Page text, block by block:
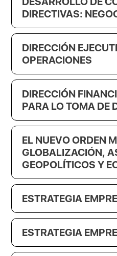
DIRECTIVAS:
DIRECCIÓN
OPERACIONES
DIRECCIÓN
PARA LO TOMA DE
EL NUEVO ORDEN
GLOBALIZACIÓN,
GEOPOLÍTICOS Y
ESTRATEGIA
ESTRATEGIA